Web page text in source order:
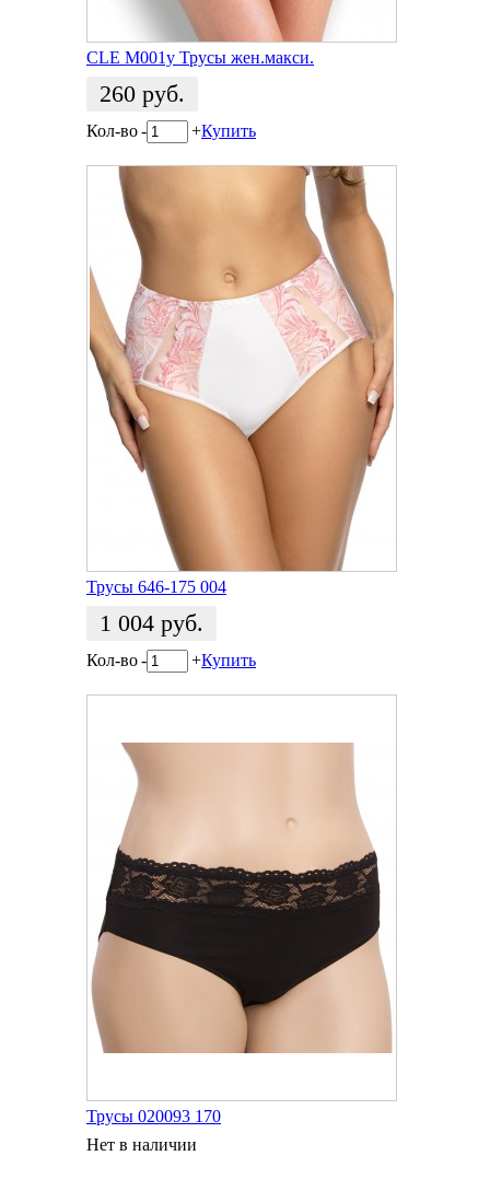
CLE M001у Трусы жен.макси.
260 руб.
Кол-во- +Купить
Трусы 646-175 004
1 004 руб.
Кол-во- +Купить
Трусы 020093 170
Нет в наличии